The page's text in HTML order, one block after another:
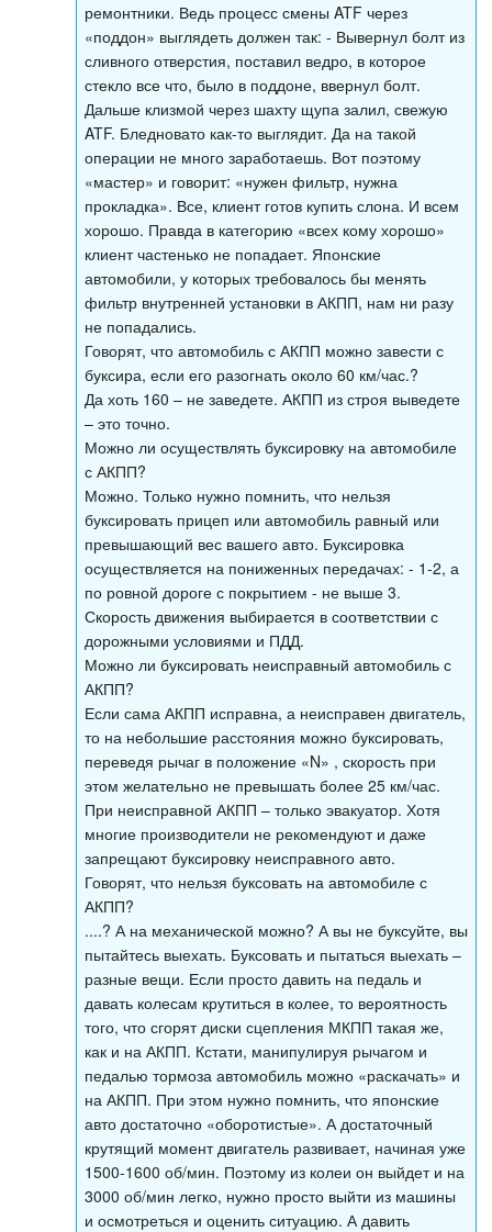
ремонтники. Ведь процесс смены ATF через
«поддон» выглядеть должен так: - Вывернул болт из
сливного отверстия, поставил ведро, в которое
стекло все что, было в поддоне, ввернул болт.
Дальше клизмой через шахту щупа залил, свежую
ATF. Бледновато как-то выглядит. Да на такой
операции не много заработаешь. Вот поэтому
«мастер» и говорит: «нужен фильтр, нужна
прокладка». Все, клиент готов купить слона. И всем
хорошо. Правда в категорию «всех кому хорошо»
клиент частенько не попадает. Японские
автомобили, у которых требовалось бы менять
фильтр внутренней установки в АКПП, нам ни разу
не попадались.
Говорят, что автомобиль с АКПП можно завести с
буксира, если его разогнать около 60 км/час.?
Да хоть 160 – не заведете. АКПП из строя выведете
– это точно.
Можно ли осуществлять буксировку на автомобиле
с АКПП?
Можно. Только нужно помнить, что нельзя
буксировать прицеп или автомобиль равный или
превышающий вес вашего авто. Буксировка
осуществляется на пониженных передачах: - 1-2, а
по ровной дороге с покрытием - не выше 3.
Скорость движения выбирается в соответствии с
дорожными условиями и ПДД.
Можно ли буксировать неисправный автомобиль с
АКПП?
Если сама АКПП исправна, а неисправен двигатель,
то на небольшие расстояния можно буксировать,
переведя рычаг в положение «N» , скорость при
этом желательно не превышать более 25 км/час.
При неисправной АКПП – только эвакуатор. Хотя
многие производители не рекомендуют и даже
запрещают буксировку неисправного авто.
Говорят, что нельзя буксовать на автомобиле с
АКПП?
....? А на механической можно? А вы не буксуйте, вы
пытайтесь выехать. Буксовать и пытаться выехать –
разные вещи. Если просто давить на педаль и
давать колесам крутиться в колее, то вероятность
того, что сгорят диски сцепления МКПП такая же,
как и на АКПП. Кстати, манипулируя рычагом и
педалью тормоза автомобиль можно «раскачать» и
на АКПП. При этом нужно помнить, что японские
авто достаточно «оборотистые». А достаточный
крутящий момент двигатель развивает, начиная уже
1500-1600 об/мин. Поэтому из колеи он выйдет и на
3000 об/мин легко, нужно просто выйти из машины
и осмотреться и оценить ситуацию. А давить